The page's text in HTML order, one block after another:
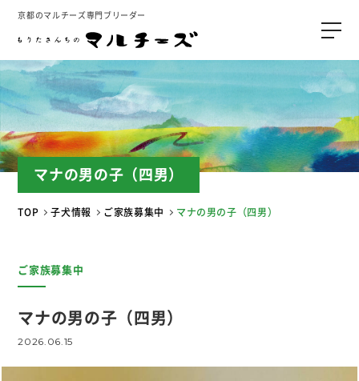
京都のマルチーズ専門ブリーダー
マナの男の子（四男）
TOP 子犬情報 ご家族募集中 マナの男の子（四男）
ご家族募集中
マナの男の子（四男）
2026.06.15